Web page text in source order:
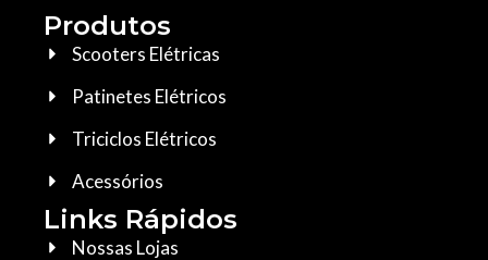
Produtos
Scooters Elétricas
Patinetes Elétricos
Triciclos Elétricos
Acessórios
Links Rápidos
Nossas Lojas